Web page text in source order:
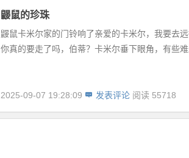
鼹鼠的珍珠
鼹鼠卡米尔家的门铃响了亲爱的卡米尔，我要去
你真的要走了吗，伯蒂？卡米尔垂下眼角，有些难
2025-09-07 19:28:09 发表评论 阅读 55718